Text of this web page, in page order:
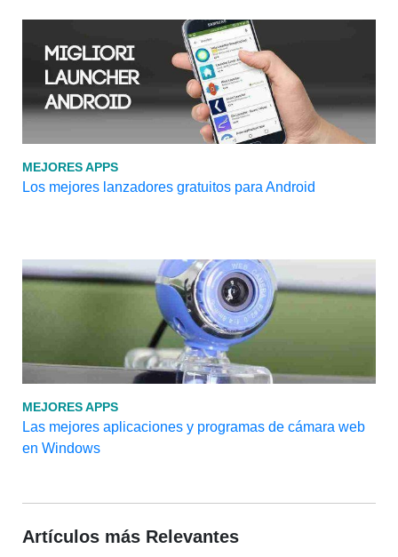
MEJORES APPS
Los mejores lanzadores gratuitos para Android
MEJORES APPS
Las mejores aplicaciones y programas de cámara web
en Windows
Artículos más Relevantes